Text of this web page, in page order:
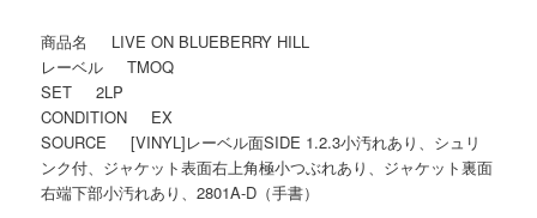
商品名 LIVE ON BLUEBERRY HILL
レーベル TMOQ
SET 2LP
CONDITION EX
SOURCE [VINYL]レーベル面SIDE 1.2.3小汚れあり、シュリ
ンク付、ジャケット表面右上角極小つぶれあり、ジャケット裏面
右端下部小汚れあり、2801A-D（手書）